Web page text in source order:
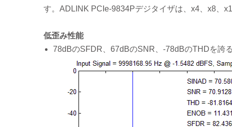
す。ADLINK PCIe-9834Pデジタイザは、x4、x8、
低歪み性能
78dBのSFDR、67dBのSNR、-78dBのTHDを誇